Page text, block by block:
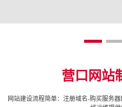
营口网站
网站建设流程简单：注册域名-购买服务